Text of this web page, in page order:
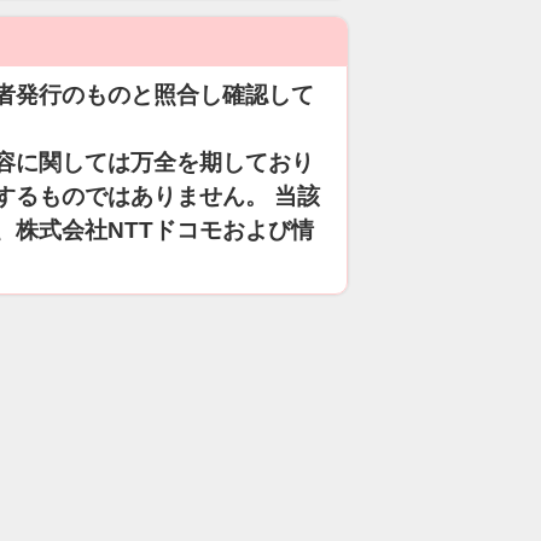
発行のものと照合し確認して
に関しては万全を期しており
るものではありません。 当該
株式会社NTTドコモおよび情